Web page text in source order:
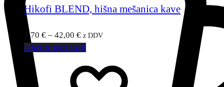
Hikofi BLEND, hišna mešanica kave
1,70 € – 42,00 € z DDV
Izberite možnosti